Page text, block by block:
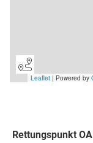
Rettungspunkt